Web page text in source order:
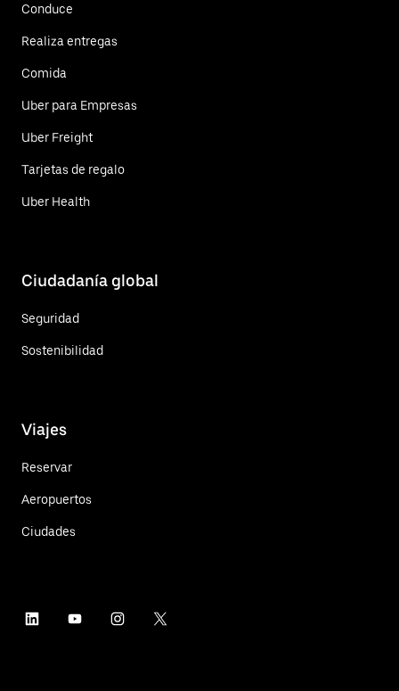
Conduce
Realiza entregas
Comida
Uber para Empresas
Uber Freight
Tarjetas de regalo
Uber Health
Ciudadanía global
Seguridad
Sostenibilidad
Viajes
Reservar
Aeropuertos
Ciudades